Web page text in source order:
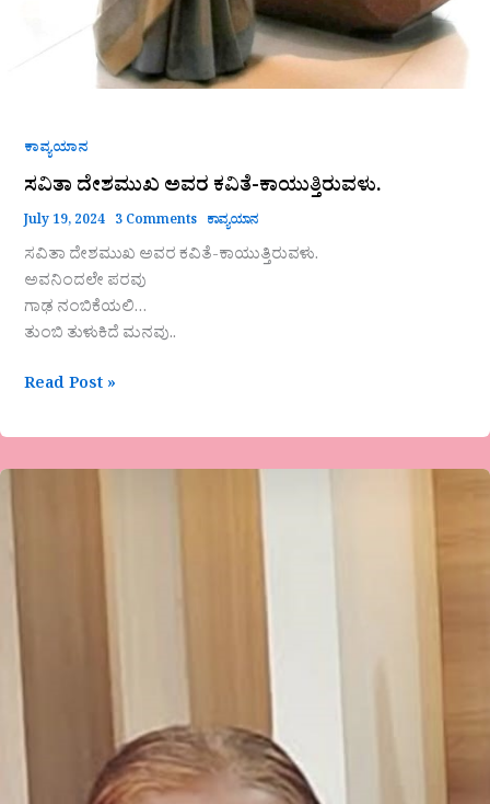
ಕಾವ್ಯಯಾನ
ಸವಿತಾ ದೇಶಮುಖ ಅವರ ಕವಿತೆ-ಕಾಯುತ್ತಿರುವಳು.
July 19, 2024 3 Comments ಕಾವ್ಯಯಾನ
ಸವಿತಾ ದೇಶಮುಖ ಅವರ ಕವಿತೆ-ಕಾಯುತ್ತಿರುವಳು.
ಅವನಿಂದಲೇ ಪರವು
ಗಾಢ ನಂಬಿಕೆಯಲಿ…
ತುಂಬಿ ತುಳುಕಿದೆ ಮನವು..
Read Post »